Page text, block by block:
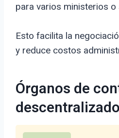
para varios ministerios o
Esto facilita la
y reduce costos
Órganos de